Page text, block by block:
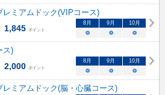
レミアムドック(VIPコース)
1,845 ポイント
8月 9月 10月
○ ○ ○
ス)
2,000 ポイント
8月 9月 10月
○ ○ ○
レミアムドック(脳・心臓コース)